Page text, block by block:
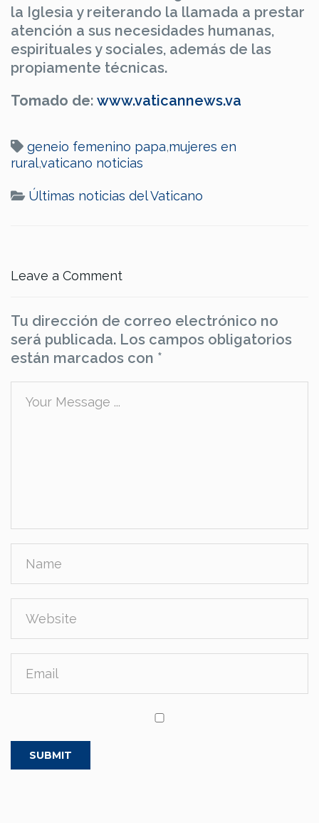
la Iglesia y reiterando la llamada a prestar
atención a sus necesidades humanas,
espirituales y sociales, además de las
propiamente técnicas.
Tomado de: www.vaticannews.va
geneio femenino papa,mujeres en
rural,vaticano noticias
Últimas noticias del Vaticano
Leave a Comment
Tu dirección de correo electrónico no
será publicada. Los campos obligatorios
están marcados con *